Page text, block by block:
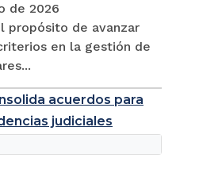
de 2026
propósito de avanzar
en la gestión de
acuerdos para
judiciales